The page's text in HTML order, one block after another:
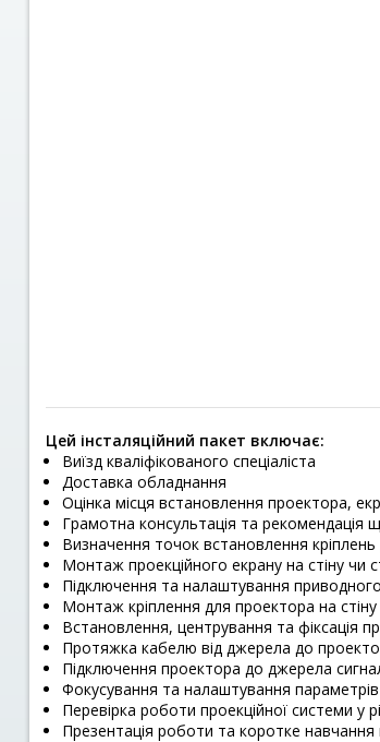
Цей інсталяційний пакет включає:
Виїзд кваліфікованого спеціаліста
Доставка обладнання
Оцінка місця встановлення проектора,
Грамотна консультація та рекомендація
Визначення точок встановлення
Монтаж проекційного екрану на стіну чи
Підключення та налаштування
Монтаж кріплення для проектора на
Встановлення, центрування та фіксація
Протяжка кабелю від джерела до
Підключення проектора до джерела
Фокусування та налаштування
Перевірка роботи проекційної системи у
Презентація роботи та коротке навчання